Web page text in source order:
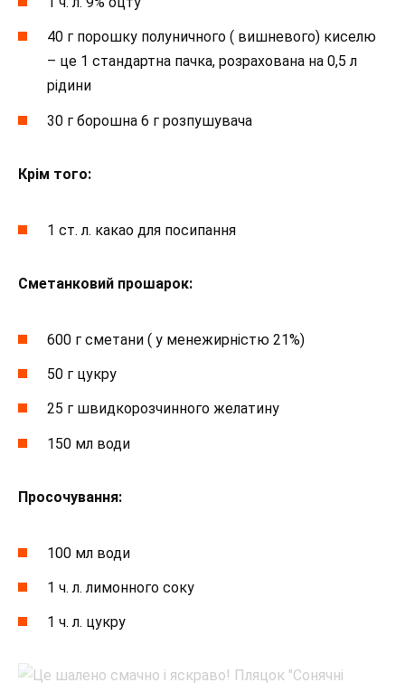
40 г порошку полуничного ( вишневого) киселю
– це 1 стандартна пачка, розрахована на 0,5 л
рідини
30 г борошна 6 г розпушувача
Крім того:
1 ст. л. какао для посипання
Сметанковий прошарок:
600 г сметани ( у менежирністю 21%)
50 г цукру
25 г швидкорозчинного желатину
150 мл води
Просочування:
100 мл води
1 ч. л. лимонного соку
1 ч. л. цукру